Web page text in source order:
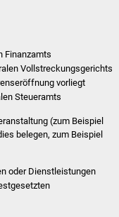
Finanzamts
Vollstreckungsgerichts
vorliegt
Steueramts
(zum Beispiel
belegen, zum Beispiel
oder Dienstleistungen